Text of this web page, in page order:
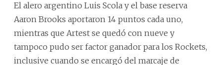
El alero argentino Luis Scola y el base reserva
Aaron Brooks aportaron 14 puntos cada uno,
mientras que Artest se quedó con nueve y
tampoco pudo ser factor ganador para los Rockets,
inclusive cuando se encargó del marcaje de